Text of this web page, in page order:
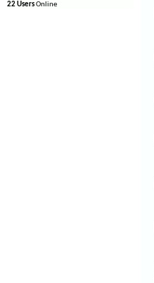
22 UsersOnline